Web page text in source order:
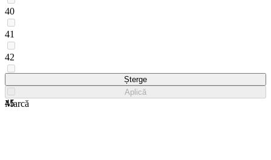
40
41
42
45
Șterge
Aplică
Marcă